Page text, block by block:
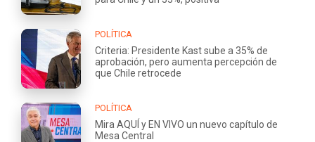
POLÍTICA
Criteria: Presidente Kast sube a 35% de
aprobación, pero aumenta percepción de
que Chile retrocede
POLÍTICA
Mira AQUÍ y EN VIVO un nuevo capítulo de
Mesa Central